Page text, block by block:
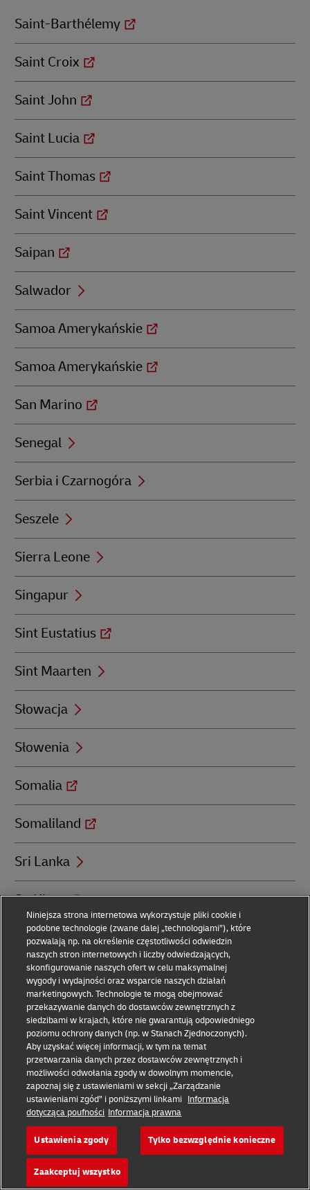
Saint-Barthélemy
Saint Croix
Saint John
Saint Lucia
Saint Thomas
Saint Vincent
Saipan
Salwador
Samoa Amerykańskie
Samoa Amerykańskie
San Marino
Senegal
Serbia i Czarnogóra
Seszele
Sierra Leone
Singapur
Sint Eustatius
Sint Maarten
Słowacja
Słowenia
Somalia
Somaliland
Sri Lanka
St. Kitts
Stany Zjednoczone Ameryki
Strona globalna
Suazi
Sudan
Sudan Południowy
Surinam
Syria
Niniejsza strona internetowa wykorzystuje pliki cookie i
podobne technologie (zwane dalej „technologiami”), które
pozwalają np. na określenie częstotliwości odwiedzin
naszych stron internetowych i liczby odwiedzających,
skonfigurowanie naszych ofert w celu maksymalnej
wygody i wydajności oraz wsparcie naszych działań
marketingowych. Technologie te mogą obejmować
przekazywanie danych do dostawców zewnętrznych z
siedzibami w krajach, które nie gwarantują odpowiedniego
poziomu ochrony danych (np. w Stanach Zjednoczonych).
Aby uzyskać więcej informacji, w tym na temat
przetwarzania danych przez dostawców zewnętrznych i
możliwości odwołania zgody w dowolnym momencie,
zapoznaj się z ustawieniami w sekcji „Zarządzanie
ustawieniami zgód” i poniższymi linkami Informacja
dotycząca poufności Informacja prawna
Ustawienia zgody Tylko bezwzględnie konieczne
Zaakceptuj wszystko